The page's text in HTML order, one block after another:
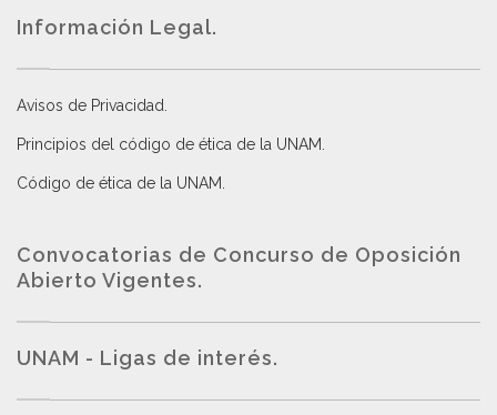
Información Legal.
Avisos de Privacidad
Principios del código de ética de la UNAM
Código de ética de la UNAM
Convocatorias de Concurso de Oposición
Abierto Vigentes.
UNAM - Ligas de interés.